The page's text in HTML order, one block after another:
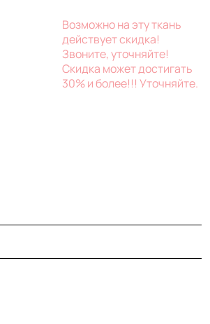
Возможно на эту ткань
действует скидка!
Звоните, уточняйте!
Скидка может достигать
30% и более!!! Уточняйте.